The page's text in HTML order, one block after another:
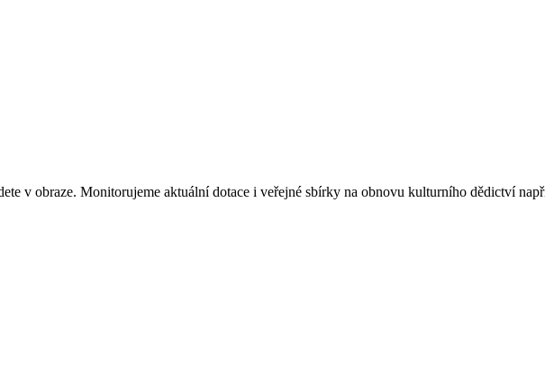
v obraze. Monitorujeme aktuální dotace i veřejné sbírky na obnovu kulturního dědictví